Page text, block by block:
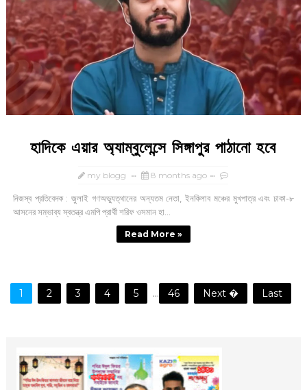
হাদিকে এয়ার অ্যাম্বুলেন্সে সিঙ্গাপুর পাঠানো হবে
my blogg 8 months ago
নিজস্ব প্রতিবেদক : জুলাই গণঅভ্যুত্থানের অন্যতম নেতা, ইনকিলাব মঞ্চের মুখপাত্র এবং ঢাকা-৮
আসনের সম্ভাব্য স্বতন্ত্র এমপি প্রার্থী শরিফ ওসমান হা...
Read More »
1 2 3 4 5 ... 46 Next � Last